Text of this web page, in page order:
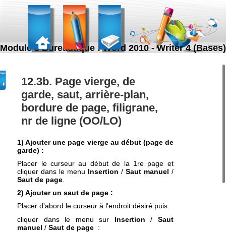
Module 3 Bureautique : Word 2010 - Writer 4 (Bases)
12.3b. Page vierge, de
garde, saut, arrière-plan,
bordure de page, filigrane,
nr de ligne (OO/LO)
1) Ajouter une page vierge au début (page de
garde) :
Placer le curseur au début de la 1re page et
cliquer dans le menu Insertion / Saut manuel /
Saut de page.
2) Ajouter un saut de page :
Placer d'abord le curseur à l'endroit désiré puis
cliquer dans le menu sur Insertion / Saut
manuel /Saut de page :